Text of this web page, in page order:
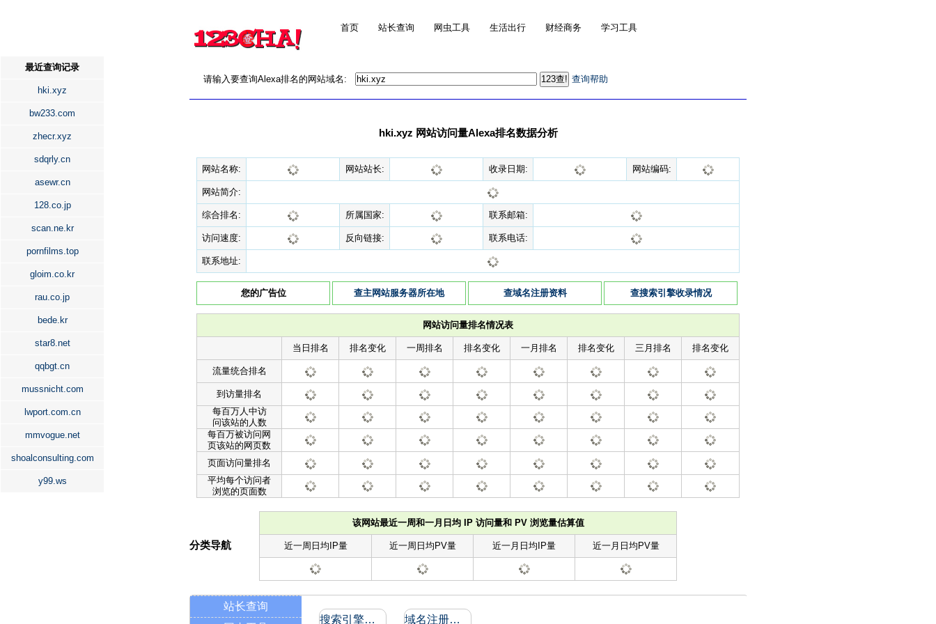
首页 站长查询 网虫工具 生活出行 财经商务 学习工具
最近查询记录
hki.xyz
bw233.com
zhecr.xyz
sdqrly.cn
asewr.cn
128.co.jp
scan.ne.kr
pornfilms.top
gloim.co.kr
rau.co.jp
bede.kr
star8.net
qqbgt.cn
mussnicht.com
lwport.com.cn
mmvogue.net
shoalconsulting.com
y99.ws
请输入要查询Alexa排名的网站域名: 查询帮助
hki.xyz 网站访问量Alexa排名数据分析
网站名称: 网站站长: 收录日期: 网站编码:
网站简介:
综合排名: 所属国家: 联系邮箱:
访问速度: 反向链接: 联系电话:
联系地址:
您的广告位 查主网站服务器所在地 查域名注册资料 查搜索引擎收录情况
网站访问量排名情况表
当日排名 排名变化 一周排名 排名变化 一月排名 排名变化 三月排名 排名变化
流量统合排名
到访量排名
每百万人中访
问该站的人数
每百万被访问网
页该站的网页数
页面访问量排名
平均每个访问者
浏览的页面数
该网站最近一周和一月日均 IP 访问量和 PV 浏览量估算值
近一周日均IP量 近一周日均PV量 近一月日均IP量 近一月日均PV量
分类导航
站长查询
搜索引擎收录和反向链接 域名注册信息